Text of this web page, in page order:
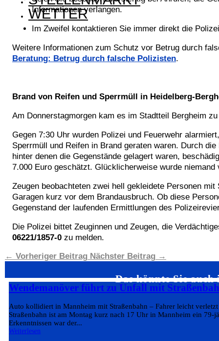
WETTER
Informationen verlangen.
Im Zweifel kontaktieren Sie immer direkt die
Weitere Informationen zum Schutz vor Betrug durch
Beratung: Betrug durch falsche Polizisten.
Brand von Reifen und Sperrmüll in Heidelberg-
Am Donnerstagmorgen kam es im Stadtteil Bergheim
Gegen 7:30 Uhr wurden Polizei und Feuerwehr
Sperrmüll und Reifen in Brand geraten waren. Durch
hinter denen die Gegenstände gelagert waren,
7.000 Euro geschätzt. Glücklicherweise wurde niemand
Zeugen beobachteten zwei hell gekleidete Personen
Garagen kurz vor dem Brandausbruch. Ob diese
Gegenstand der laufenden Ermittlungen des
Die Polizei bittet Zeuginnen und Zeugen, die
06221/1857-0 zu melden.
← Vorheriger Beitrag Nächster Beitrag →
Das könnte Sie
Wendemanöver führt zu Unfall mit
Auto kollidiert in Mannheim mit Straßenbahn – Fahrer leicht
Straßenbahn ist am Montag kurz nach 17 Uhr in Mannheim ein
Erkenntnissen war der...
Weiterlesen